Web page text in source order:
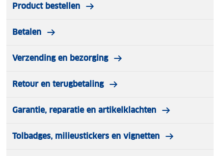
Product bestellen
Betalen
Verzending en bezorging
Retour en terugbetaling
Garantie, reparatie en artikelklachten
Tolbadges, milieustickers en vignetten